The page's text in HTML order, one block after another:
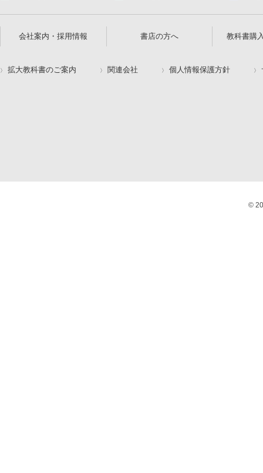
会社案内・採用情報 書店の方へ 教科書購
拡大教科書のご案内 関連会社 個人情報保護方針
©